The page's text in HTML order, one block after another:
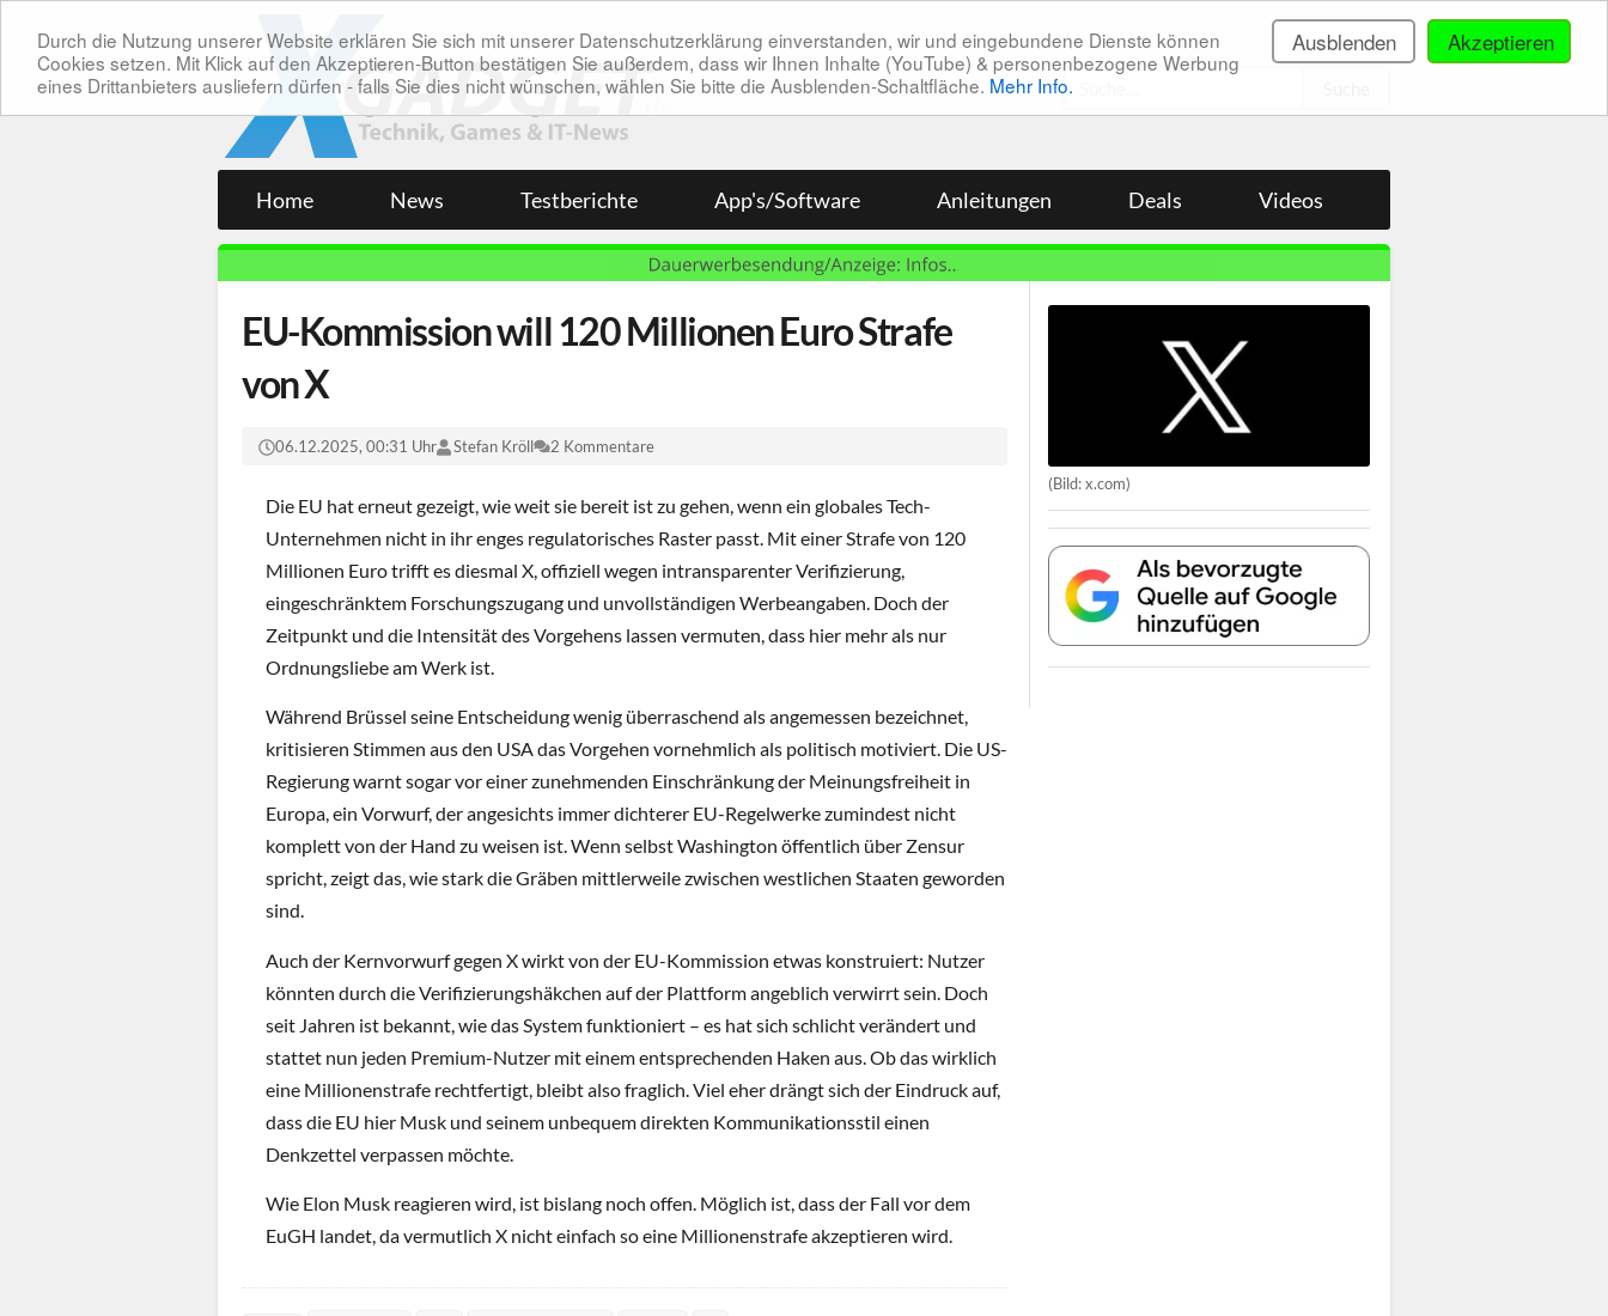
Akzeptieren
Ausblenden
Durch die Nutzung unserer Website erklären Sie sich mit unserer Datenschutzerklärung einverstanden, wir und eingebundene Dienste können
Cookies setzen. Mit Klick auf den Akzeptieren-Button bestätigen Sie außerdem, dass wir Ihnen Inhalte (YouTube) & personenbezogene Werbung
eines Drittanbieters ausliefern dürfen - falls Sie dies nicht wünschen, wählen Sie bitte die Ausblenden-Schaltfläche. Mehr Info.
Home News Testberichte App's/Software Anleitungen Deals Videos
EU-Kommission will 120 Millionen Euro Strafe
von X
06.12.2025, 00:31 Uhr Stefan Kröll 2 Kommentare
Die EU hat erneut gezeigt, wie weit sie bereit ist zu gehen, wenn ein globales Tech-
Unternehmen nicht in ihr enges regulatorisches Raster passt. Mit einer Strafe von 120
Millionen Euro trifft es diesmal X, offiziell wegen intransparenter Verifizierung,
eingeschränktem Forschungszugang und unvollständigen Werbeangaben. Doch der
Zeitpunkt und die Intensität des Vorgehens lassen vermuten, dass hier mehr als nur
Ordnungsliebe am Werk ist.
Während Brüssel seine Entscheidung wenig überraschend als angemessen bezeichnet,
kritisieren Stimmen aus den USA das Vorgehen vornehmlich als politisch motiviert. Die US-
Regierung warnt sogar vor einer zunehmenden Einschränkung der Meinungsfreiheit in
Europa, ein Vorwurf, der angesichts immer dichterer EU-Regelwerke zumindest nicht
komplett von der Hand zu weisen ist. Wenn selbst Washington öffentlich über Zensur
spricht, zeigt das, wie stark die Gräben mittlerweile zwischen westlichen Staaten geworden
sind.
Auch der Kernvorwurf gegen X wirkt von der EU-Kommission etwas konstruiert: Nutzer
könnten durch die Verifizierungshäkchen auf der Plattform angeblich verwirrt sein. Doch
seit Jahren ist bekannt, wie das System funktioniert – es hat sich schlicht verändert und
stattet nun jeden Premium-Nutzer mit einem entsprechenden Haken aus. Ob das wirklich
eine Millionenstrafe rechtfertigt, bleibt also fraglich. Viel eher drängt sich der Eindruck auf,
dass die EU hier Musk und seinem unbequem direkten Kommunikationsstil einen
Denkzettel verpassen möchte.
Wie Elon Musk reagieren wird, ist bislang noch offen. Möglich ist, dass der Fall vor dem
EuGH landet, da vermutlich X nicht einfach so eine Millionenstrafe akzeptieren wird.
(Bild: x.com)